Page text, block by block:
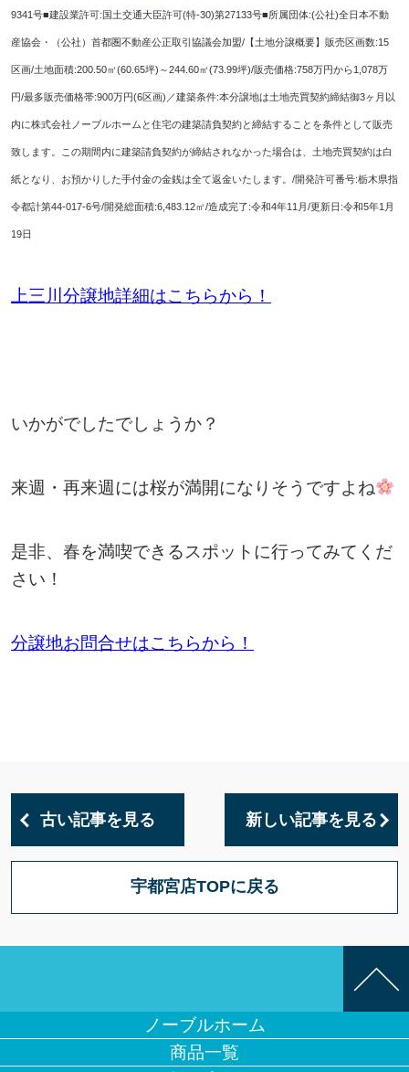
9341号■建設業許可:国土交通大臣許可(特-30)第27133号■所属団体:(公社)全日本不動
産協会・（公社）首都圏不動産公正取引協議会加盟/【土地分譲概要】 販売区画数:15
区画/土地面積:200.50㎡(60.65坪)～244.60㎡(73.99坪)/販売価格:758万円から1,078万
円/最多販売価格帯:900万円(6区画)／建築条件:本分譲地は土地売買契約締結御3ヶ月以
内に株式会社ノーブルホームと住宅の建築請負契約と締結することを条件として販売
致します。この期間内に建築請負契約が締結されなかった場合は、土地売買契約は白
紙となり、お預かりした手付金の金銭は全て返金いたします。/開発許可番号:栃木県指
令都計第44-017-6号/開発総面積:6,483.12㎡/造成完了:令和4年11月/更新日:令和5年1月
19日
上三川分譲地詳細はこちらから！
いかがでしたでしょうか？
来週・再来週には桜が満開になりそうですよね
是非、春を満喫できるスポットに行ってみてくだ
さい！
分譲地お問合せはこちらから！
古い記事を見る 新しい記事を見る
宇都宮店TOPに戻る
ノーブルホーム
商品一覧